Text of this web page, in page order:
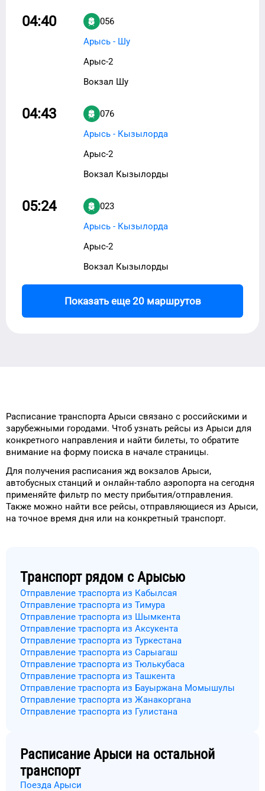
04:40
056
Арысь - Шу
Арыс-2
Вокзал Шу
04:43
076
Арысь - Кызылорда
Арыс-2
Вокзал Кызылорды
05:24
023
Арысь - Кызылорда
Арыс-2
Вокзал Кызылорды
Показать еще 20 маршрутов
Расписание транспорта Арыси связано с российскими и
зарубежными городами. Чтоб узнать рейсы из Арыси для
конкретного направления и найти билеты, то обратите
внимание на форму поиска в начале страницы.
Для получения расписания жд вокзалов Арыси,
автобусных станций и онлайн-табло аэропорта на сегодня
применяйте фильтр по месту прибытия/отправления.
Также можно найти все рейсы, отправляющиеся из Арыси,
на точное время дня или на конкретный транспорт.
Транспорт рядом с Арысью
Отправление траспорта из Кабылсая
Отправление траспорта из Тимура
Отправление траспорта из Шымкента
Отправление траспорта из Аксукента
Отправление траспорта из Туркестана
Отправление траспорта из Сарыагаш
Отправление траспорта из Тюлькубаса
Отправление траспорта из Ташкента
Отправление траспорта из Бауыржана Момышулы
Отправление траспорта из Жанакоргана
Отправление траспорта из Гулистана
РасписаниеАрыси на остальной
транспорт
Поезда Арыси